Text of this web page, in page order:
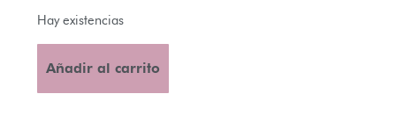
Hay existencias
Añadir al carrito